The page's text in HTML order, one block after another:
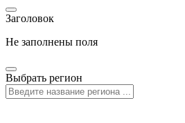
Заголовок
Не заполнены поля
Выбрать регион